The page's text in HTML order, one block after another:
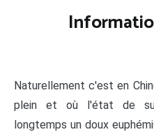
Naturellement c'est en
plein et où l'état de
longtemps un doux